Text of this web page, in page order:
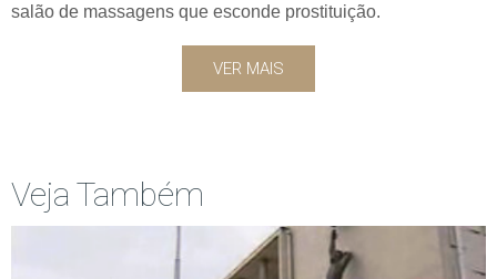
salão de massagens que esconde prostituição.
VER MAIS
Veja Também